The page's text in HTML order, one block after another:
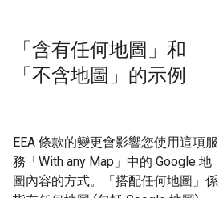
「含有任何地圖」和
「不含地圖」的示例
EEA 條款的變更會影響您使用這項服
務「With any Map」中的 Google 地
圖內容的方式。「搭配任何地圖」係